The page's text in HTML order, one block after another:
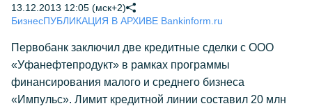
13.12.2013 12:05 (мск+2)
БизнесПУБЛИКАЦИЯ В АРХИВЕ Bankinform.ru
Первобанк заключил две кредитные сделки с ООО
«Уфанефтепродукт» в рамках программы
финансирования малого и среднего бизнеса
«Импульс». Лимит кредитной линии составил 20 млн